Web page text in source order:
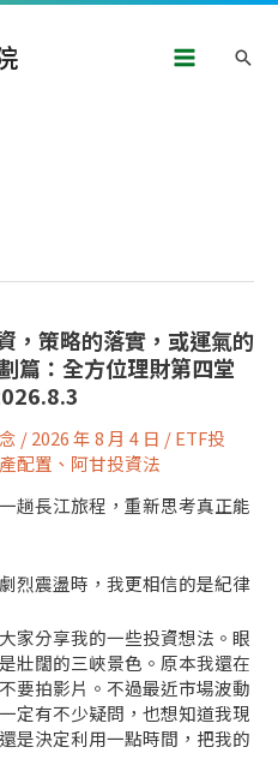
Menu搜
，策略的落實，或運氣的
篇：全方位理財第四堂
/2026 年 8 月 4 日 /ETF投
配置 、 阿甘投資法
趟長江旅程，重新思考真正能
烈震盪時，我更相信的是紀律
家分享我的一些投資想法。眼
壯闊的三峽景色。原本我還在
要拍影片。不過最近市場波動
定有不少疑問，也想知道我現
是決定利用一點時間，把我的